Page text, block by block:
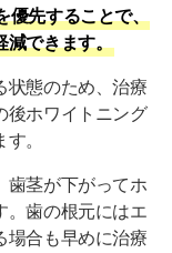
先することで、
できます。
状態のため、治療
後ホワイトニング
。
歯茎が下がってホ
。歯の根元にはエ
場合も早めに治療